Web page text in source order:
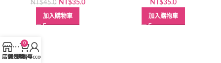
NT$45.0 原
始
價
NT$35.0目
加入購物車
NT$35.0
加入購物車
店舖側邊欄
0
購物車
My account